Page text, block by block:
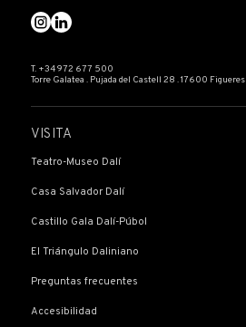
T. +34 972 677 500
Torre Galatea . Pujada del Castell 28 . 17600 Figueres
VISITA
Teatro-Museo Dalí
Casa Salvador Dalí
Castillo Gala Dalí-Púbol
El Triángulo Daliniano
Preguntas frecuentes
Accesibilidad